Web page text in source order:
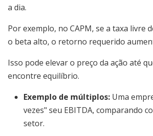
a dia.
Por exemplo, no CAPM, se a taxa livre
o beta alto, o retorno requerido
Isso pode elevar o preço da ação até
encontre equilíbrio.
Exemplo de múltiplos: Uma
vezes" seu EBITDA, comparando
setor.